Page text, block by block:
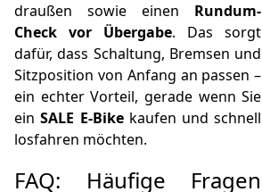
draußen sowie einen Rundum-
Check vor Übergabe. Das sorgt
dafür, dass Schaltung, Bremsen und
Sitzposition von Anfang an passen –
ein echter Vorteil, gerade wenn Sie
einSALE E‑Bikekaufen und schnell
losfahren möchten.
FAQ: Häufige Fragen